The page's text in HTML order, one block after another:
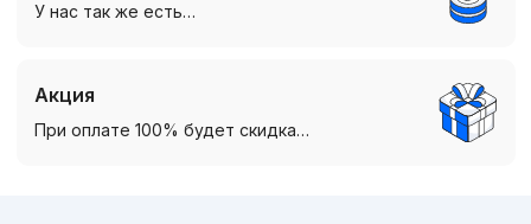
У нас так же есть…
Акция
При оплате 100% будет скидка…